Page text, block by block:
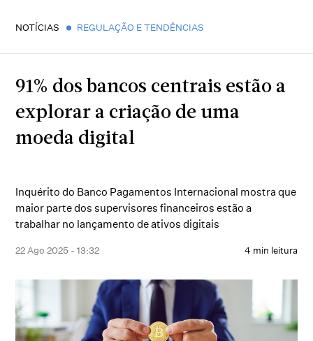
NOTÍCIAS REGULAÇÃO E TENDÊNCIAS
91% dos bancos centrais estão a
explorar a criação de uma
moeda digital
Inquérito do Banco Pagamentos Internacional mostra que
maior parte dos supervisores financeiros estão a
trabalhar no lançamento de ativos digitais
22 Ago 2025 - 13:32 4 min leitura